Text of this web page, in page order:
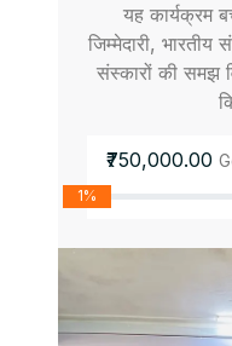
यह कार्यक्रम
जिम्मेदारी,
संस्कारों की समझ
₹750,000.00
1%